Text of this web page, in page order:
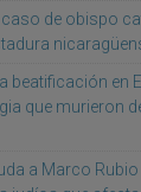
caso de obispo
beatificación en
que murieron
a Marco Rubio